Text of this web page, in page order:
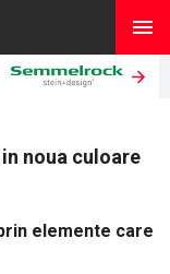
noua culoare
elemente care